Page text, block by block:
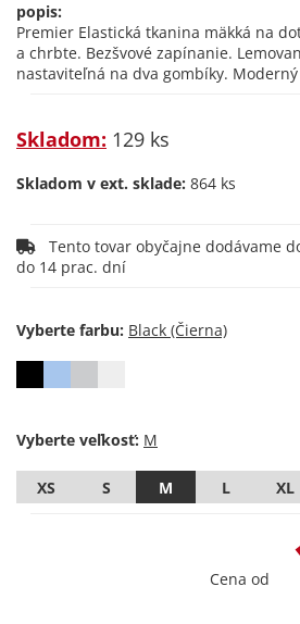
popis:
Premier Elastická tkanina mäkká na
a chrbte. Bezšvové zapínanie.
nastaviteľná na dva gombíky.
Skladom: 129 ks
Skladom v ext. sklade: 864 ks
do 14 prac. dní
Vyberte farbu:
Vyberte veľkosť:
XS S M L XL
Cena od